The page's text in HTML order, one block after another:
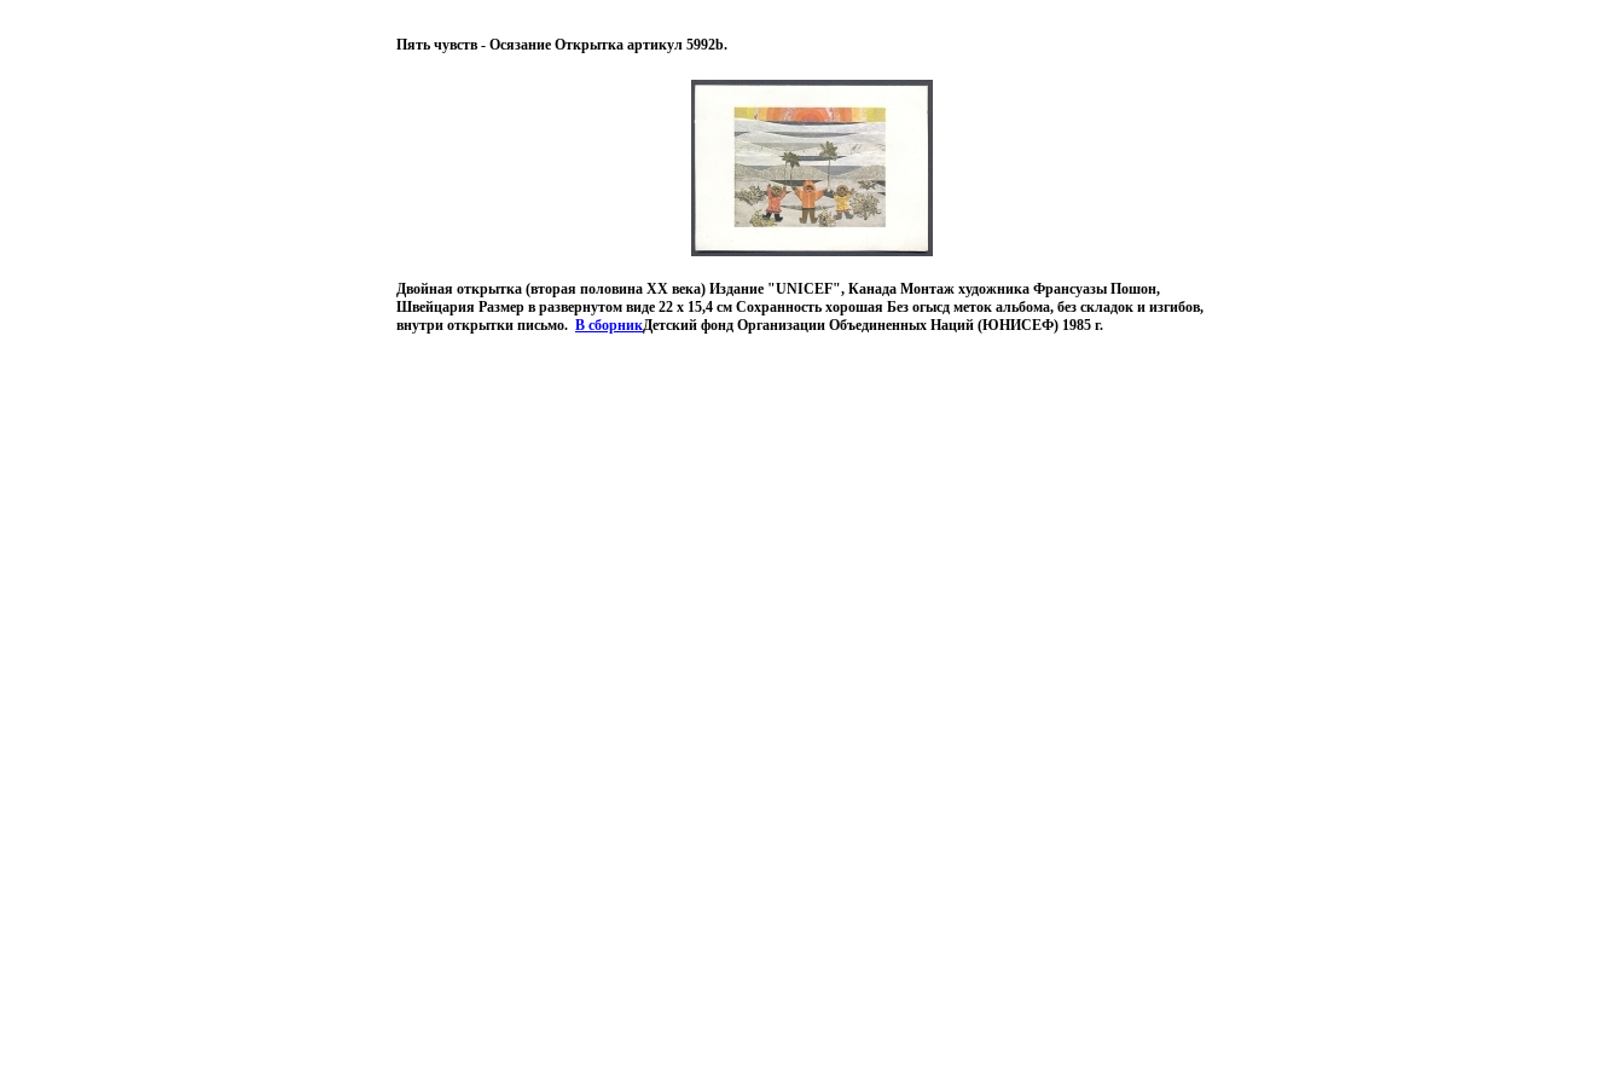
Пять чувств - Осязание Открытка артикул 5992b.
Двойная открытка (вторая половина XX века) Издание "UNICEF", Канада Монтаж художника Франсуазы Пошон,
Швейцария Размер в развернутом виде 22 х 15,4 см Сохранность хорошая Без огысд меток альбома, без складок и изгибов,
внутри открытки письмо. В сборникДетский фонд Организации Объединенных Наций (ЮНИСЕФ) 1985 г.